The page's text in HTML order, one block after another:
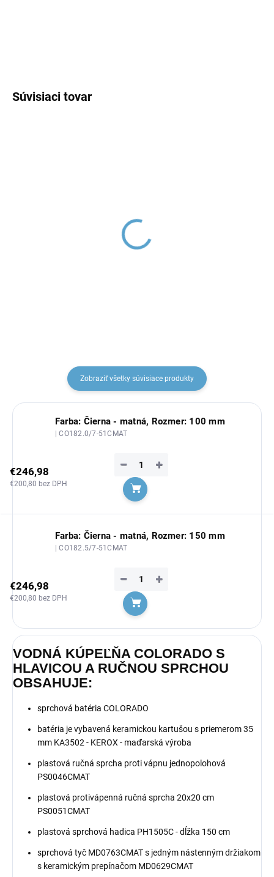
Súvisiaci tovar
Umývadlová batéria bez
Zobraziť všetky súvisiace produkty
Farba: Čierna - matná, Rozmer: 100 mm
| CO182.0/7-51CMAT
€246,98
€200,80 bez DPH
+
−
Do košíka
Farba: Čierna - matná, Rozmer: 150 mm
| CO182.5/7-51CMAT
€246,98
€200,80 bez DPH
+
−
Do košíka
VODNÁ KÚPEĽŇA COLORADO S
HLAVICOU A RUČNOU SPRCHOU
OBSAHUJE:
sprchová batéria COLORADO
batéria je vybavená keramickou kartušou s priemerom 35
mm KA3502 - KEROX - maďarská výroba
plastová ručná sprcha proti vápnu jednopolohová
PS0046CMAT
plastová protivápenná ručná sprcha 20x20 cm
PS0051CMAT
plastová sprchová hadica PH1505C - dĺžka 150 cm
sprchová tyč MD0763CMAT s jedným nástenným držiakom
s keramickým prepínačom MD0629CMAT